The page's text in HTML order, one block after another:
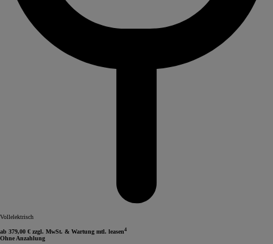
Vollelektrisch
ab 379,00 € zzgl. MwSt. & Wartung mtl. leasen4
Ohne Anzahlung